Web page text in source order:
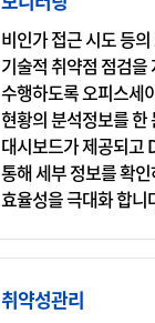
비인가 접근 시도 등
기술적 취약점 점검을
수행하도록 오피스세
현황의 분석정보를 한
대시보드가 제공되
통해 세부 정보를 확
효율성을 극대화 합니
취약성관리